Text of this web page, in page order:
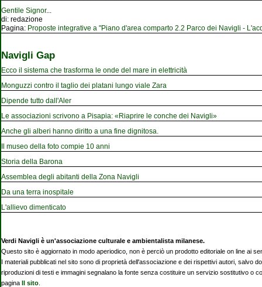
Gentile Signor...
di: redazione
Pagina: Proposte integrative a "Piano d'area comparto 2.2 Parco dei Navigli -
Navigli Gap
Ecco il sistema che trasforma le onde del mare in elettricità
Monguzzi contro il taglio dei platani lungo viale Zara
Dipende tutto dall'Aler
Le associazioni scrivono a Pisapia: «Riaprire le conche dei Navigli»
Anche gli alberi hanno diritto a una fine dignitosa.
Il museo della foto compie 10 anni
Storia della Barona
Assemblea degli abitanti della Zona Navigli
Da una terra inospitale
L'allievo dimenticato
Verdi Navigli è un'associazione culturale e ambientalista milanese.
Questo sito è aggiornato in modo aperiodico, non è perciò un prodotto editoriale on line ai
I materiali pubblicati nel sito sono di proprietà dell'associazione e dei rispettivi autori, salvo
riproduzioni di testi e immagini segnalano la fonte senza costituire un servizio sostitutivo o
pagina Il sito